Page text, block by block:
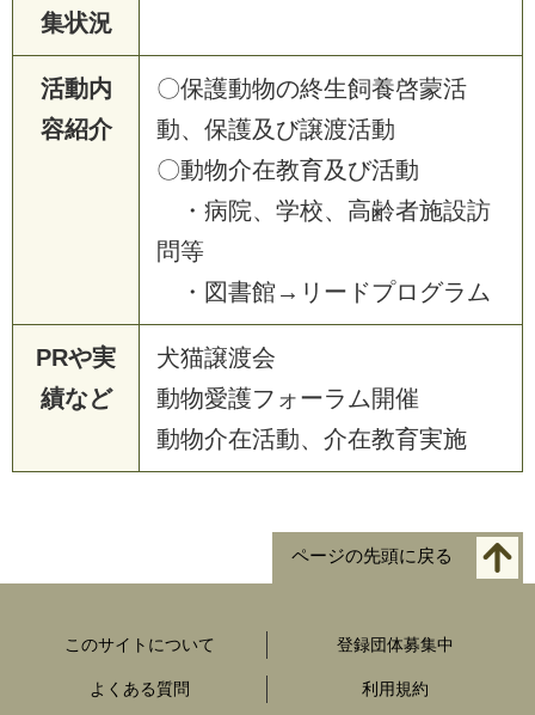
集状況
活動内
容紹介
〇保護動物の終生飼養啓蒙活
動、保護及び譲渡活動
〇動物介在教育及び活動
・病院、学校、高齢者施設訪
問等
・図書館→リードプログラム
PRや実
績など
犬猫譲渡会
動物愛護フォーラム開催
動物介在活動、介在教育実施
ページの先頭に戻る
このサイトについて 登録団体募集中
よくある質問 利用規約